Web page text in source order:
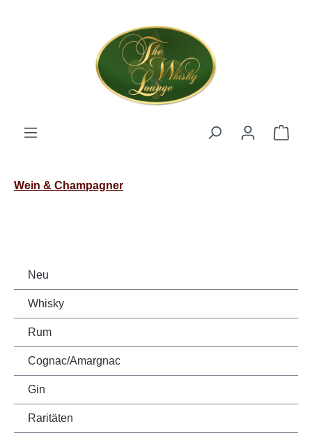
Wein & Champagner
Neu
Whisky
Rum
Cognac/Amargnac
Gin
Raritäten